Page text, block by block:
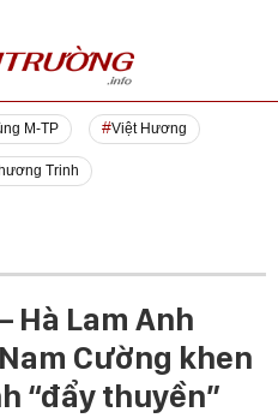
M-TP Việt Hương
Trinh
Hà Lam Anh
Cường khen
“đẩy thuyền”